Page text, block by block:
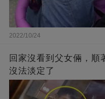
2022/10/24
回家沒看到父女倆，順
沒法淡定了